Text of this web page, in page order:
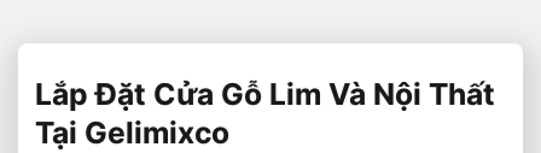
Lắp Đặt Cửa Gỗ Lim Và Nội Thất
Tại Gelimixco